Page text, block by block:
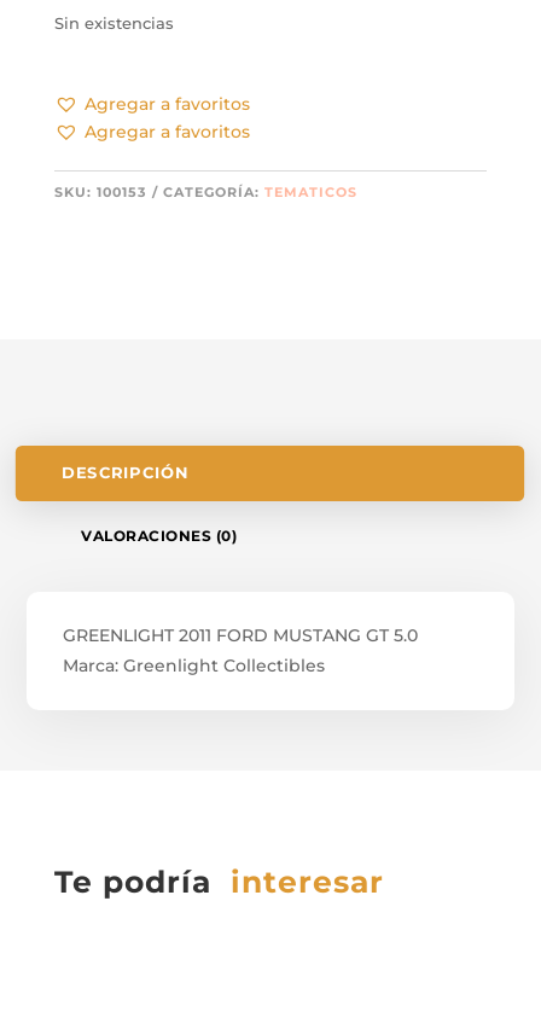
Sin existencias
Agregar a favoritos
Agregar a favoritos
SKU: 100153 CATEGORÍA: TEMATICOS
DESCRIPCIÓN
VALORACIONES (0)
GREENLIGHT 2011 FORD MUSTANG GT 5.0
Marca: Greenlight Collectibles
Te podría interesar